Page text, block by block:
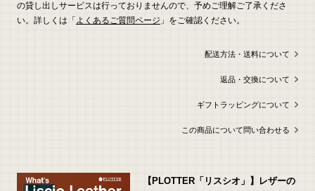
の貸し出しサービスは行っておりませんので、予めご理解ご了承くださ
い。詳しくは「 よくあるご質問ページ 」をご確認ください。
配送方法・送料について
返品・交換について
ギフトラッピングについて
この商品について問い合わせる
【PLOTTER「リスシオ」】レザーの